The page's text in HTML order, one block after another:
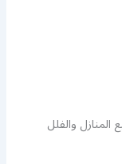
المنازل والفلل